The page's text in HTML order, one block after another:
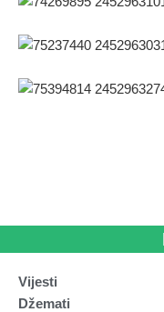
Vijesti
Džemati